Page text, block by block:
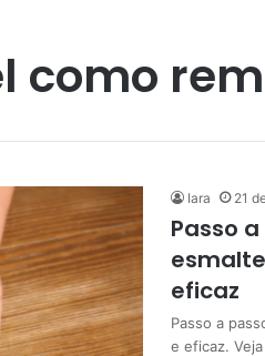
como
Iara 21
Passo
eficaz
Passo a
e eficaz.